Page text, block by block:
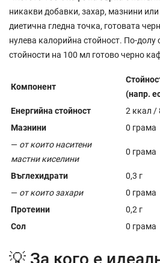
никакви добавки, захар, мазнини
диетична гледна точка, готовата
нулева калорийна стойност. По-долу
стойности на 100 мл готово черно
Компонент
(напр.
Енергийна стойност
2 ккал /
Мазнини
0 грама
— от които наситени
мастни киселини
0 грама
Въглехидрати
0,3 г
— от които захари
0 грама
Протеини
0,2 г
Сол
0 грама
💡 За кого е